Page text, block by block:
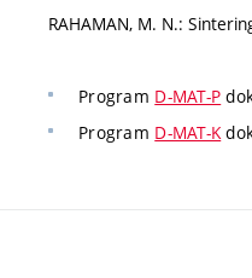
RAHAMAN, M. N.:
Program D-MAT-P
Program D-MAT-K